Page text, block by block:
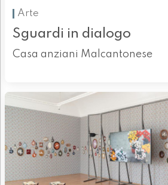
Arte
Sguardi in dialogo
Casa anziani Malcantonese